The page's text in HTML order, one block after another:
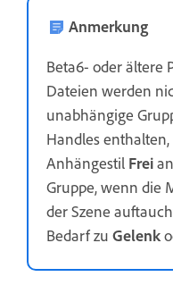
Anmerkung
Beta6- oder ältere
Dateien werden
unabhängige
Handles
Anhängestil Frei
Gruppe, wenn die
der Szene
Bedarf zu Gelenk